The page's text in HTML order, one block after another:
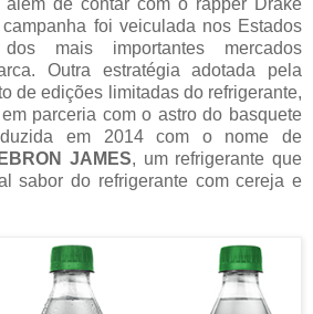
foi veiculada nos Estados
mais importantes mercados
Outra estratégia adotada pela
de edições limitadas do refrigerante,
parceria com o astro do basquete
em 2014 com o nome de
JAMES, um refrigerante que
sabor do refrigerante com cereja e